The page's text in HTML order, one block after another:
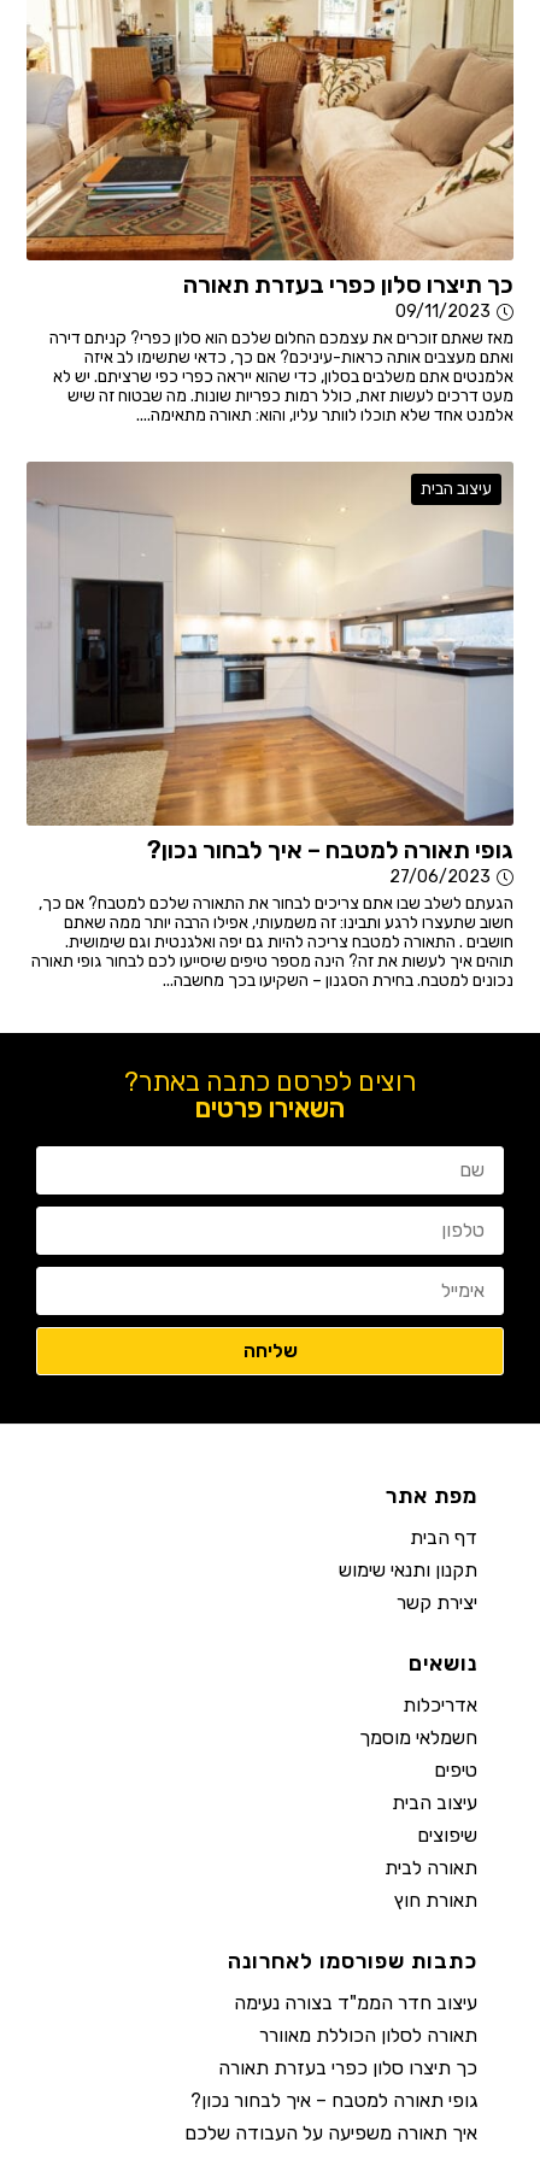
כך תיצרו סלון כפרי בעזרת תאורה
09/11/2023
מאז שאתם זוכרים את עצמכם החלום שלכם הוא סלון כפרי? קניתם דירה
ואתם מעצבים אותה כראות-עיניכם? אם כך, כדאי שתשימו לב איזה
אלמנטים אתם משלבים בסלון, כדי שהוא ייראה כפרי כפי שרציתם. יש לא
מעט דרכים לעשות זאת, כולל רמות כפריות שונות. מה שבטוח זה שיש
אלמנט אחד שלא תוכלו לוותר עליו, והוא: תאורה מתאימה....
עיצוב הבית
גופי תאורה למטבח – איך לבחור נכון?
27/06/2023
הגעתם לשלב שבו אתם צריכים לבחור את התאורה שלכם למטבח? אם כך,
חשוב שתעצרו לרגע ותבינו: זה משמעותי, אפילו הרבה יותר ממה שאתם
חושבים . התאורה למטבח צריכה להיות גם יפה ואלגנטית וגם שימושית.
תוהים איך לעשות את זה? הינה מספר טיפים שיסייעו לכם לבחור גופי תאורה
נכונים למטבח. בחירת הסגנון – השקיעו בכך מחשבה...
רוצים לפרסם כתבה באתר?
השאירו פרטים
מפת אתר
דף הבית
תקנון ותנאי שימוש
יצירת קשר
נושאים
אדריכלות
חשמלאי מוסמך
טיפים
עיצוב הבית
שיפוצים
תאורה לבית
תאורת חוץ
כתבות שפורסמו לאחרונה
עיצוב חדר הממ"ד בצורה נעימה
תאורה לסלון הכוללת מאוורר
כך תיצרו סלון כפרי בעזרת תאורה
גופי תאורה למטבח – איך לבחור נכון?
איך תאורה משפיעה על העבודה שלכם